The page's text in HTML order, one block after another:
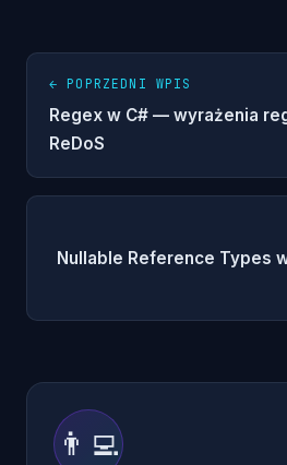
← POPRZEDNI WPIS
Regex w C# — wyrażenia
ReDoS
Nullable Reference Types
👨‍💻